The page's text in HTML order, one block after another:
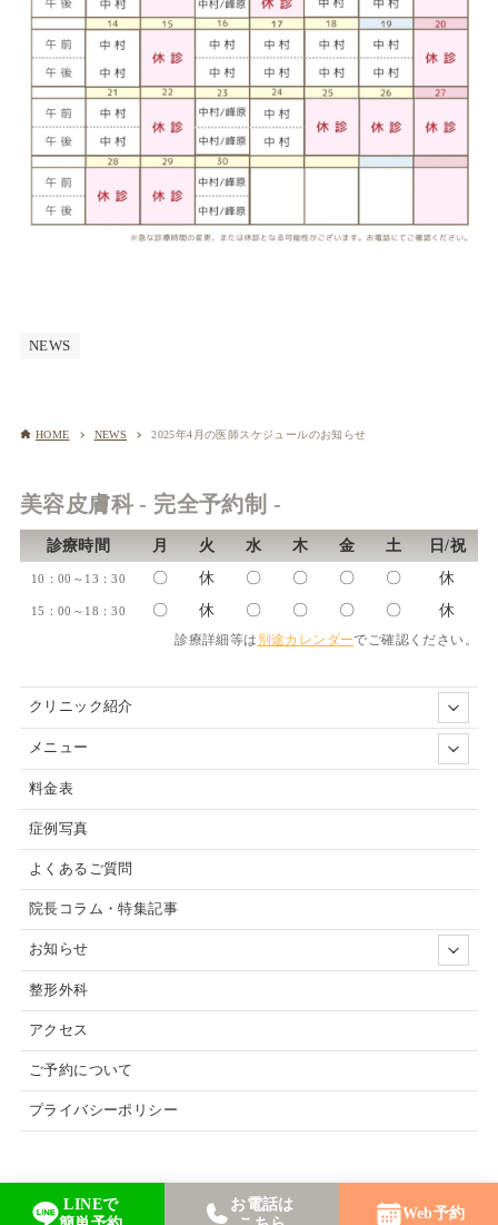
NEWS
HOME NEWS 2025年4月の医師スケジュールのお知らせ
美容皮膚科 - 完全予約制 -
診療時間 月 火 水 木 金 土 日/祝
10：00～13：30 〇 休 〇 〇 〇 〇 休
15：00～18：30 〇 休 〇 〇 〇 〇 休
診療詳細等は 別途カレンダーでご確認ください。
クリニック紹介
メニュー
料金表
症例写真
よくあるご質問
院長コラム・特集記事
お知らせ
整形外科
アクセス
ご予約について
プライバシーポリシー
©2025【公式】東京新宿のヒアルロン酸・スレッドリフトなら光伸
メディカルクリニック
LINEで
お電話は
Web予約